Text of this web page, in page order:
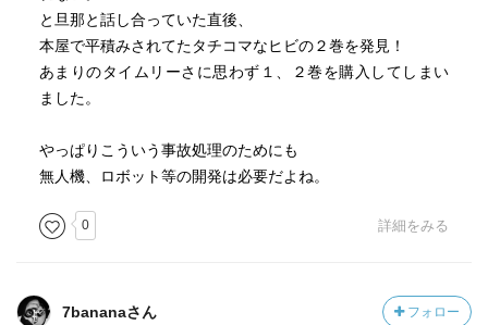
と旦那と話し合っていた直後、
本屋で平積みされてたタチコマなヒビの２巻を発見！
あまりのタイムリーさに思わず１、２巻を購入してしまい
ました。
やっぱりこういう事故処理のためにも
無人機、ロボット等の開発は必要だよね。
0 詳細をみる
7bananaさん フォロー